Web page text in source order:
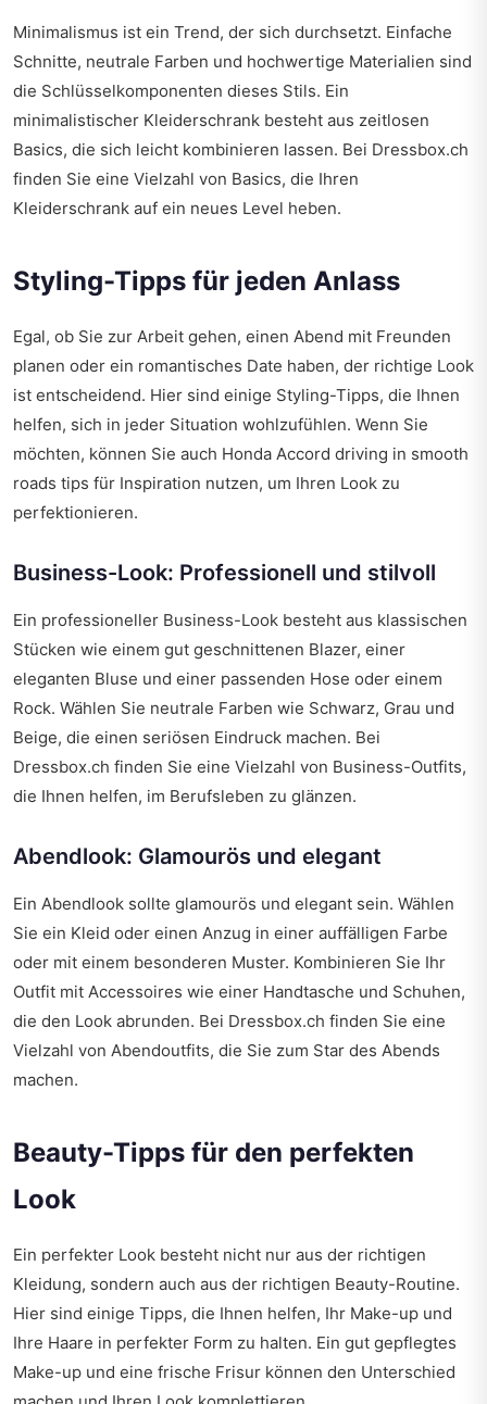
Minimalismus ist ein Trend, der sich durchsetzt. Einfache
Schnitte, neutrale Farben und hochwertige Materialien sind
die Schlüsselkomponenten dieses Stils. Ein
minimalistischer Kleiderschrank besteht aus zeitlosen
Basics, die sich leicht kombinieren lassen. Bei Dressbox.ch
finden Sie eine Vielzahl von Basics, die Ihren
Kleiderschrank auf ein neues Level heben.
Styling-Tipps für jeden Anlass
Egal, ob Sie zur Arbeit gehen, einen Abend mit Freunden
planen oder ein romantisches Date haben, der richtige Look
ist entscheidend. Hier sind einige Styling-Tipps, die Ihnen
helfen, sich in jeder Situation wohlzufühlen. Wenn Sie
möchten, können Sie auch Honda Accord driving in smooth
roads tips für Inspiration nutzen, um Ihren Look zu
perfektionieren.
Business-Look: Professionell und stilvoll
Ein professioneller Business-Look besteht aus klassischen
Stücken wie einem gut geschnittenen Blazer, einer
eleganten Bluse und einer passenden Hose oder einem
Rock. Wählen Sie neutrale Farben wie Schwarz, Grau und
Beige, die einen seriösen Eindruck machen. Bei
Dressbox.ch finden Sie eine Vielzahl von Business-Outfits,
die Ihnen helfen, im Berufsleben zu glänzen.
Abendlook: Glamourös und elegant
Ein Abendlook sollte glamourös und elegant sein. Wählen
Sie ein Kleid oder einen Anzug in einer auffälligen Farbe
oder mit einem besonderen Muster. Kombinieren Sie Ihr
Outfit mit Accessoires wie einer Handtasche und Schuhen,
die den Look abrunden. Bei Dressbox.ch finden Sie eine
Vielzahl von Abendoutfits, die Sie zum Star des Abends
machen.
Beauty-Tipps für den perfekten
Look
Ein perfekter Look besteht nicht nur aus der richtigen
Kleidung, sondern auch aus der richtigen Beauty-Routine.
Hier sind einige Tipps, die Ihnen helfen, Ihr Make-up und
Ihre Haare in perfekter Form zu halten. Ein gut gepflegtes
Make-up und eine frische Frisur können den Unterschied